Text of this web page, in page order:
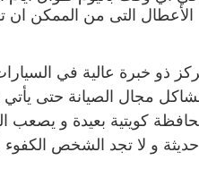
التى من الممكن ان
ذو خبرة عالية في
مجال الصيانة حتى
كويتية بعيدة و يصعب
و لا تجد الشخص الكفوء